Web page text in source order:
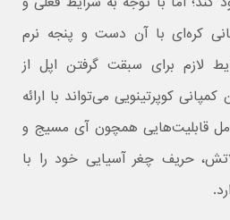
کره‌ای با آن دست و پنجه نرم
لازم برای سبقت گرفتن اپل از
کوپرتینویی می‌تواند با ارائه
قابلیت‌هایی همچون آی مسیج و
حریف چغر آسیایی خود را با